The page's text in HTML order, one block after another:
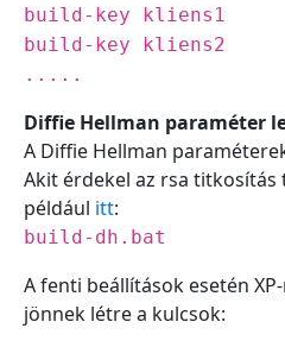
build-key kliens1
build-key kliens2
.....
Diffie Hellman paraméter
A Diffie Hellman
Akit érdekel az rsa titkosítás
például itt:
build-dh.bat
A fenti beállítások esetén
jönnek létre a kulcsok: